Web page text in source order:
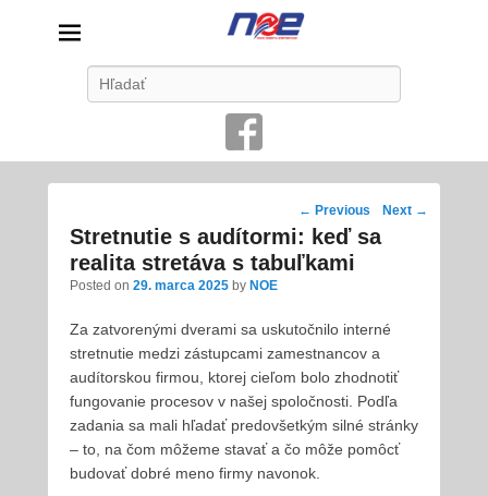
Nové odbory energetikov
Post
navigation
← Previous Next →
Stretnutie s audítormi: keď sa
realita stretáva s tabuľkami
Posted on 29. marca 2025 by NOE
Za zatvorenými dverami sa uskutočnilo interné
stretnutie medzi zástupcami zamestnancov a
audítorskou firmou, ktorej cieľom bolo zhodnotiť
fungovanie procesov v našej spoločnosti. Podľa
zadania sa mali hľadať predovšetkým silné stránky
– to, na čom môžeme stavať a čo môže pomôcť
budovať dobré meno firmy navonok.